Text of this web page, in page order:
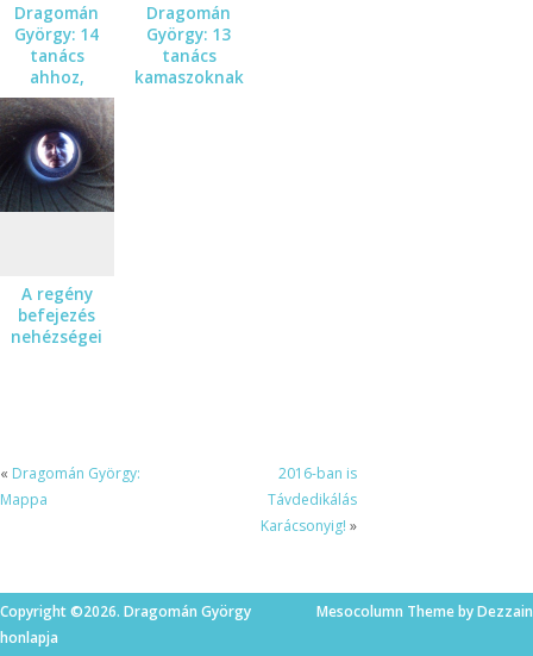
Dragomán
György: 14
tanács
ahhoz,
hogyan kezdj
bele egy
regénybe.
Dragomán
György: 13
tanács
kamaszoknak
A regény
befejezés
nehézségei
« Dragomán György:
Mappa
2016-ban is
Távdedikálás
Karácsonyig! »
Copyright ©2026. Dragomán György
honlapja
Mesocolumn Theme by Dezzain